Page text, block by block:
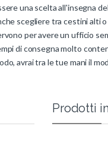
una scelta all'insegna
scegliere tra cestini alti
per avere un ufficio
di consegna molto
avrai tra le tue mani il
Prodotti